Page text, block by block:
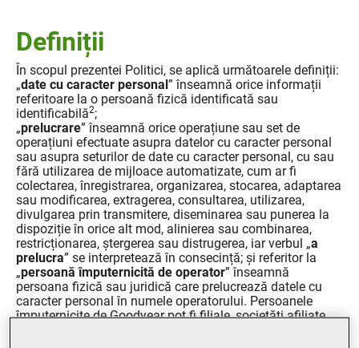
Definiții
În scopul prezentei Politici, se aplică următoarele definiții:
„date cu caracter personal” înseamnă orice informații
referitoare la o persoană fizică identificată sau
identificabilă2;
„prelucrare” înseamnă orice operațiune sau set de
operațiuni efectuate asupra datelor cu caracter personal
sau asupra seturilor de date cu caracter personal, cu sau
fără utilizarea de mijloace automatizate, cum ar fi
colectarea, înregistrarea, organizarea, stocarea, adaptarea
sau modificarea, extragerea, consultarea, utilizarea,
divulgarea prin transmitere, diseminarea sau punerea la
dispoziție în orice alt mod, alinierea sau combinarea,
restricționarea, ștergerea sau distrugerea, iar verbul „a
prelucra” se interpretează în consecință; și referitor la
„persoană împuternicită de operator” înseamnă
persoana fizică sau juridică care prelucrează datele cu
caracter personal în numele operatorului. Persoanele
împuternicite de Goodyear pot fi filiale, societăți afiliate